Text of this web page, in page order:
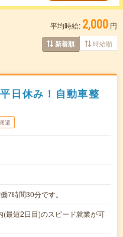
平均時給: 2,000 円
新着順 時給順
日休み！自動車整
遣
7時間30分です。
最短2日目)のスピード就業が可